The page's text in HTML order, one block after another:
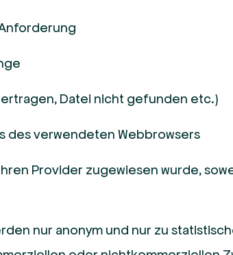
Datei nicht gefunden etc.)
des verwendeten Webbrowsers
Provider zugewiesen wurde,
nur anonym und nur zu